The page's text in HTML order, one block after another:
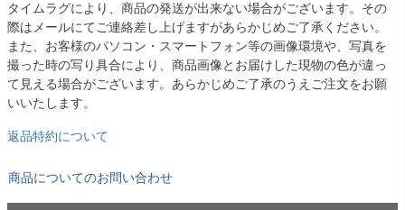
タイムラグにより、商品の発送が出来ない場合がございます。その
際はメールにてご連絡差し上げますがあらかじめご了承ください。
また、お客様のパソコン・スマートフォン等の画像環境や、写真を
撮った時の写り具合により、商品画像とお届けした現物の色が違っ
て見える場合がございます。あらかじめご了承のうえご注文をお願
いいたします。
返品特約について
商品についてのお問い合わせ